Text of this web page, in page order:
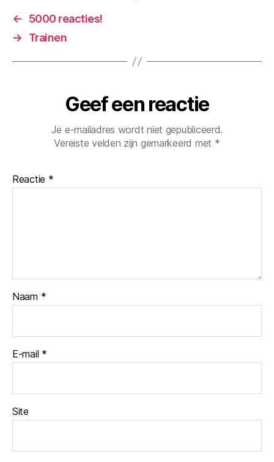
←
5000 reacties!
→
Trainen
Geef een reactie
Je e-mailadres wordt niet gepubliceerd.
Vereiste velden zijn gemarkeerd met *
Reactie *
Naam *
E-mail *
Site